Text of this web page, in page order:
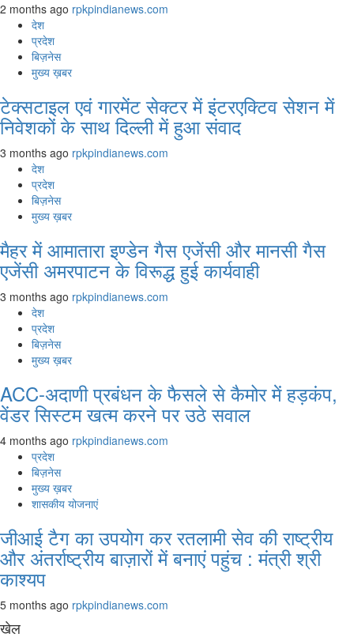
2 months ago rpkpindianews.com
देश
प्रदेश
बिज़नेस
मुख्य ख़बर
टेक्सटाइल एवं गारमेंट सेक्टर में इंटरएक्टिव सेशन में
निवेशकों के साथ दिल्ली में हुआ संवाद
3 months ago rpkpindianews.com
देश
प्रदेश
बिज़नेस
मुख्य ख़बर
मैहर में आमातारा इण्डेन गैस एजेंसी और मानसी गैस
एजेंसी अमरपाटन के विरूद्ध हुई कार्यवाही
3 months ago rpkpindianews.com
देश
प्रदेश
बिज़नेस
मुख्य ख़बर
ACC-अदाणी प्रबंधन के फैसले से कैमोर में हड़कंप,
वेंडर सिस्टम खत्म करने पर उठे सवाल
4 months ago rpkpindianews.com
प्रदेश
बिज़नेस
मुख्य ख़बर
शासकीय योजनाएं
जीआई टैग का उपयोग कर रतलामी सेव की राष्ट्रीय
और अंतर्राष्ट्रीय बाज़ारों में बनाएं पहुंच : मंत्री श्री
काश्यप
5 months ago rpkpindianews.com
खेल